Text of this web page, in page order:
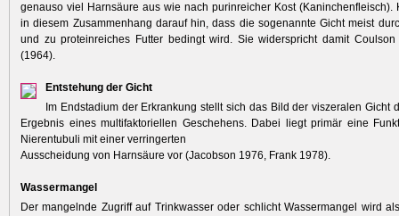
genauso viel Harnsäure aus wie nach purinreicher Kost (Kaninchenfleisch).
in diesem Zusammenhang darauf hin, dass die sogenannte Gicht meist
und zu proteinreiches Futter bedingt wird. Sie widerspricht damit
(1964).
Entstehung der Gicht
Im Endstadium der Erkrankung stellt sich das Bild der viszeralen Gicht
Ergebnis eines multifaktoriellen Geschehens. Dabei liegt primär eine
Nierentubuli mit einer verringerten
Ausscheidung von Harnsäure vor (Jacobson 1976, Frank 1978).
Wassermangel
Der mangelnde Zugriff auf Trinkwasser oder schlicht Wassermangel wird